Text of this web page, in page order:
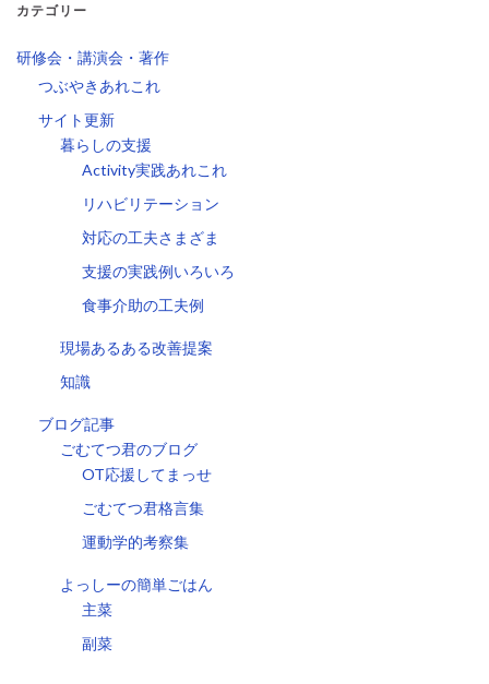
カテゴリー
研修会・講演会・著作
つぶやきあれこれ
サイト更新
暮らしの支援
Activity実践あれこれ
リハビリテーション
対応の工夫さまざま
支援の実践例いろいろ
食事介助の工夫例
現場あるある改善提案
知識
ブログ記事
ごむてつ君のブログ
OT応援してまっせ
ごむてつ君格言集
運動学的考察集
よっしーの簡単ごはん
主菜
副菜